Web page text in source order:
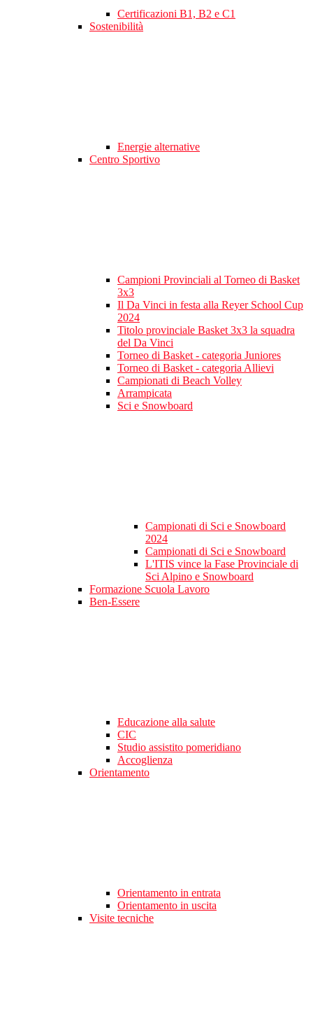
Certificazioni B1, B2 e C1
Sostenibilità
Energie alternative
Centro Sportivo
Campioni Provinciali al Torneo di Basket
3x3
Il Da Vinci in festa alla Reyer School Cup
2024
Titolo provinciale Basket 3x3 la squadra
del Da Vinci
Torneo di Basket - categoria Juniores
Torneo di Basket - categoria Allievi
Campionati di Beach Volley
Arrampicata
Sci e Snowboard
Campionati di Sci e Snowboard
2024
Campionati di Sci e Snowboard
L'ITIS vince la Fase Provinciale di
Sci Alpino e Snowboard
Formazione Scuola Lavoro
Ben-Essere
Educazione alla salute
CIC
Studio assistito pomeridiano
Accoglienza
Orientamento
Orientamento in entrata
Orientamento in uscita
Visite tecniche